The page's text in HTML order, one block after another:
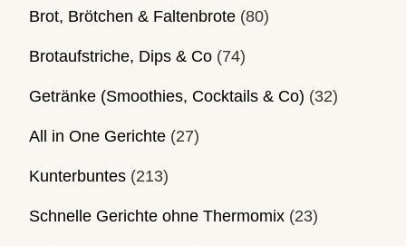
Brot, Brötchen & Faltenbrote (80)
Brotaufstriche, Dips & Co (74)
Getränke (Smoothies, Cocktails & Co) (32)
All in One Gerichte (27)
Kunterbuntes (213)
Schnelle Gerichte ohne Thermomix (23)